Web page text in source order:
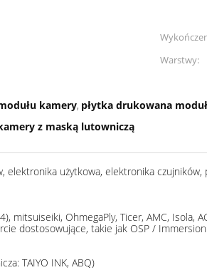
Warstwy:
kamery, płytka drukowana
z maską lutowniczą
elektronika użytkowa, elektronika czujników,
mitsuiseiki, OhmegaPly, Ticer, AMC, Isola,
dostosowujące, takie jak OSP /
TAIYO INK, ABQ)